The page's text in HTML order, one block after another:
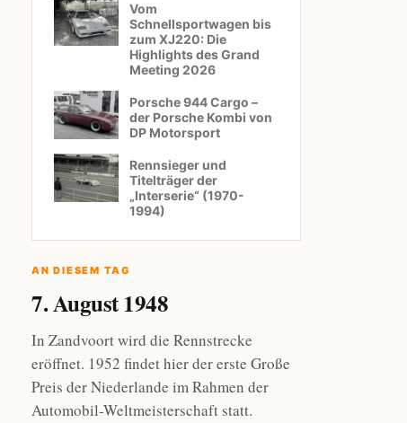
Vom
Schnellsportwagen bis
zum XJ220: Die
Highlights des Grand
Meeting 2026
Porsche 944 Cargo –
der Porsche Kombi von
DP Motorsport
Rennsieger und
Titelträger der
„Interserie“ (1970-
1994)
AN DIESEM TAG
7. August 1948
In Zandvoort wird die Rennstrecke
eröffnet. 1952 findet hier der erste Große
Preis der Niederlande im Rahmen der
Automobil-Weltmeisterschaft statt.